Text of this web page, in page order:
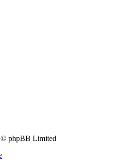
phpBB Limited